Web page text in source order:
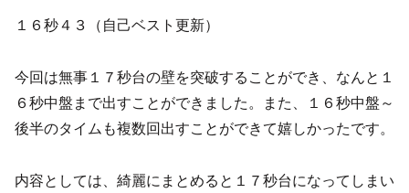
１６秒４３（自己ベスト更新）
今回は無事１７秒台の壁を突破することができ、なんと１
６秒中盤まで出すことができました。また、１６秒中盤～
後半のタイムも複数回出すことができて嬉しかったです。
内容としては、綺麗にまとめると１７秒台になってしまい